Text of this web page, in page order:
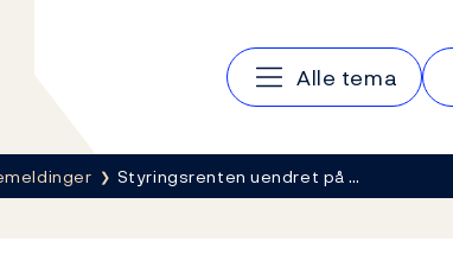
Hovedmeny
Alle tema
Styringsrenten uendret på …